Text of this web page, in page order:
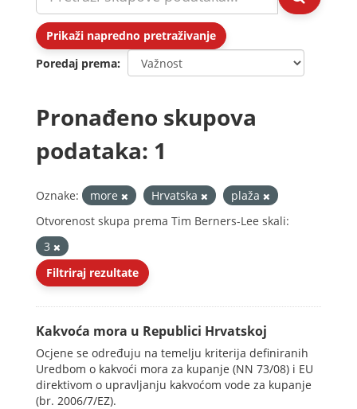
Prikaži napredno pretraživanje
Poredaj prema
Pronađeno skupova
podataka: 1
Oznake: more Hrvatska
plaža
Otvorenost skupa prema Tim Berners-Lee skali:
3
Filtriraj rezultate
Kakvoća mora u Republici Hrvatskoj
Ocjene se određuju na temelju kriterija definiranih
Uredbom o kakvoći mora za kupanje (NN 73/08) i EU
direktivom o upravljanju kakvoćom vode za kupanje
(br. 2006/7/EZ).